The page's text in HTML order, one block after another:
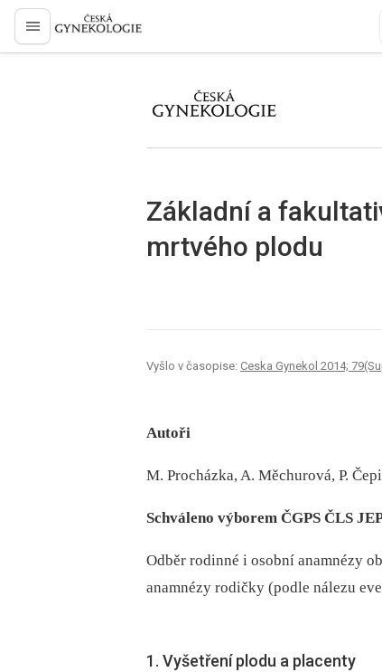
proLékaře.cz
proLékaře.cz
Základní a
mrtvého plodu
Vyšlo v časopise: Ceska Gynekol 2014;
Autoři
M. Procházka, A. Měchurová, P.
Schváleno výborem ČGPS ČLS
Odběr rodinné i osobní anamnézy
anamnézy rodičky (podle nálezu
1. Vyšetření plodu a placenty